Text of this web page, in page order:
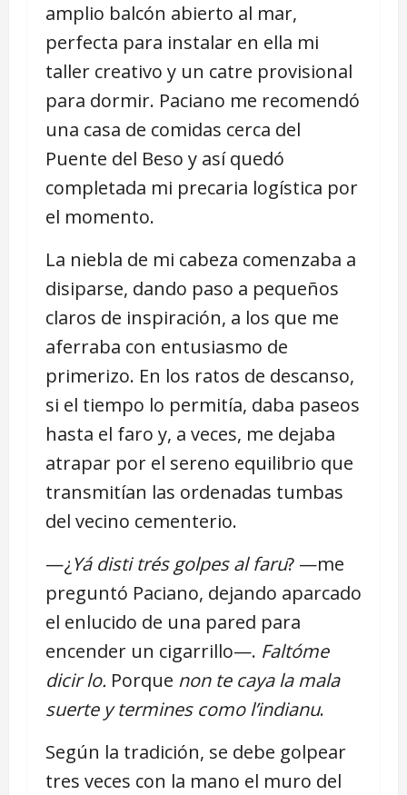
amplio balcón abierto al mar,
perfecta para instalar en ella mi
taller creativo y un catre provisional
para dormir. Paciano me recomendó
una casa de comidas cerca del
Puente del Beso y así quedó
completada mi precaria logística por
el momento.
La niebla de mi cabeza comenzaba a
disiparse, dando paso a pequeños
claros de inspiración, a los que me
aferraba con entusiasmo de
primerizo. En los ratos de descanso,
si el tiempo lo permitía, daba paseos
hasta el faro y, a veces, me dejaba
atrapar por el sereno equilibrio que
transmitían las ordenadas tumbas
del vecino cementerio.
—¿Yá disti trés golpes al faru? —me
preguntó Paciano, dejando aparcado
el enlucido de una pared para
encender un cigarrillo—. Faltóme
dicir lo. Porque non te caya la mala
suerte y termines como l’indianu.
Según la tradición, se debe golpear
tres veces con la mano el muro del